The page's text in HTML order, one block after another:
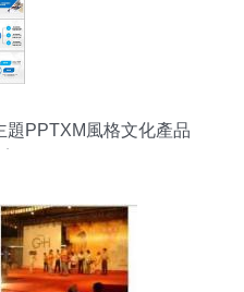
題PPTXM風格文化產品